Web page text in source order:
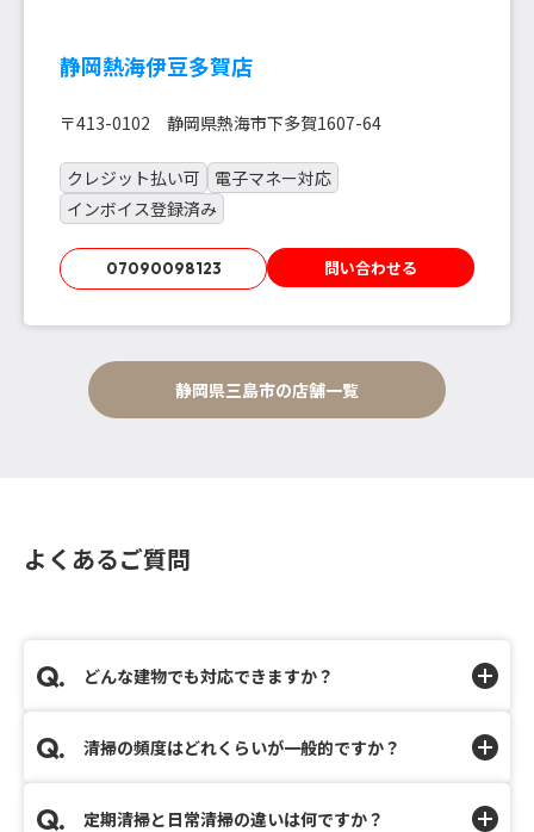
静岡熱海伊豆多賀店
〒413-0102 静岡県熱海市下多賀1607-64
クレジット払い可
電子マネー対応
インボイス登録済み
07090098123 問い合わせる
静岡県三島市の店舗一覧
よくあるご質問
どんな建物でも対応できますか？
清掃の頻度はどれくらいが一般的ですか？
定期清掃と日常清掃の違いは何ですか？